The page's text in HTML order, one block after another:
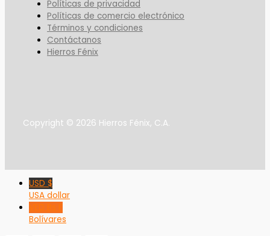
Políticas de privacidad
Políticas de comercio electrónico
Términos y condiciones
Contáctanos
Hierros Fénix
Copyright © 2026 Hierros Fénix, C.A.
USD $
USA dollar
VED Bs F
Bolívares